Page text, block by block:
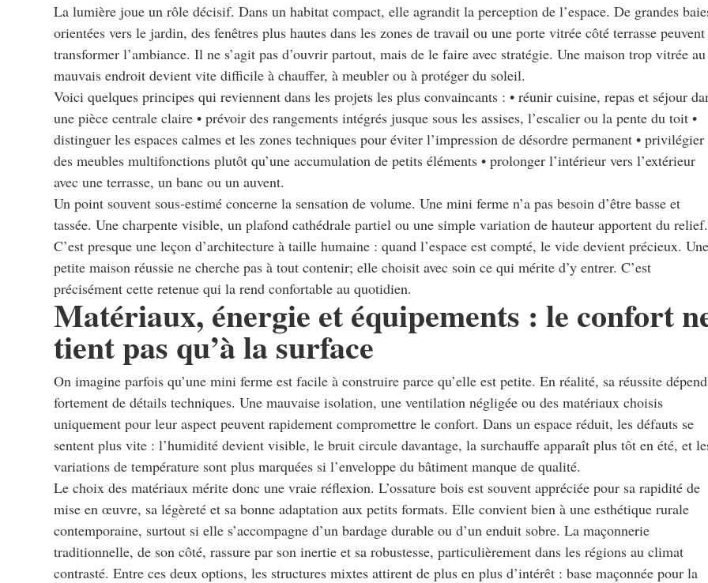
La lumière joue un rôle décisif. Dans un habitat compact, elle agrandit la perception de l’espace. De grandes
orientées vers le jardin, des fenêtres plus hautes dans les zones de travail ou une porte vitrée côté terrasse peuvent
transformer l’ambiance. Il ne s’agit pas d’ouvrir partout, mais de le faire avec stratégie. Une maison trop vitrée au
mauvais endroit devient vite difficile à chauffer, à meubler ou à protéger du soleil.
Voici quelques principes qui reviennent dans les projets les plus convaincants : • réunir cuisine, repas et séjour
une pièce centrale claire • prévoir des rangements intégrés jusque sous les assises, l’escalier ou la pente du toit •
distinguer les espaces calmes et les zones techniques pour éviter l’impression de désordre permanent • privilégier
des meubles multifonctions plutôt qu’une accumulation de petits éléments • prolonger l’intérieur vers l’extérieur
avec une terrasse, un banc ou un auvent.
Un point souvent sous-estimé concerne la sensation de volume. Une mini ferme n’a pas besoin d’être basse et
tassée. Une charpente visible, un plafond cathédrale partiel ou une simple variation de hauteur apportent du relief.
C’est presque une leçon d’architecture à taille humaine : quand l’espace est compté, le vide devient précieux. Une
petite maison réussie ne cherche pas à tout contenir; elle choisit avec soin ce qui mérite d’y entrer. C’est
précisément cette retenue qui la rend confortable au quotidien.
Matériaux, énergie et équipements : le confort
tient pas qu’à la surface
On imagine parfois qu’une mini ferme est facile à construire parce qu’elle est petite. En réalité, sa réussite dépend
fortement de détails techniques. Une mauvaise isolation, une ventilation négligée ou des matériaux choisis
uniquement pour leur aspect peuvent rapidement compromettre le confort. Dans un espace réduit, les défauts se
sentent plus vite : l’humidité devient visible, le bruit circule davantage, la surchauffe apparaît plus tôt en été, et
variations de température sont plus marquées si l’enveloppe du bâtiment manque de qualité.
Le choix des matériaux mérite donc une vraie réflexion. L’ossature bois est souvent appréciée pour sa rapidité de
mise en œuvre, sa légèreté et sa bonne adaptation aux petits formats. Elle convient bien à une esthétique rurale
contemporaine, surtout si elle s’accompagne d’un bardage durable ou d’un enduit sobre. La maçonnerie
traditionnelle, de son côté, rassure par son inertie et sa robustesse, particulièrement dans les régions au climat
contrasté. Entre ces deux options, les structures mixtes attirent de plus en plus d’intérêt : base maçonnée pour la